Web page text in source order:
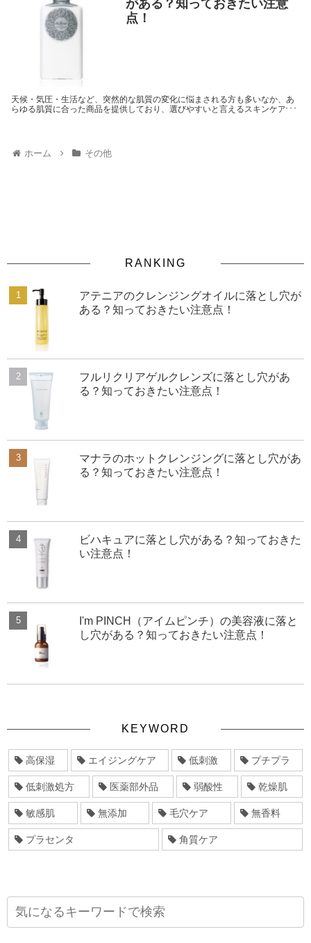
がある？知っておきたい注意
点！
天候・気圧・生活など、突然的な肌質の変化に悩まされる方も多いなか、あ
らゆる肌質に合った商品を提供しており、選びやすいと言えるスキンケアブ
ホーム その他
RANKING
アテニアのクレンジングオイルに落とし穴が
ある？知っておきたい注意点！
フルリクリアゲルクレンズに落とし穴があ
る？知っておきたい注意点！
マナラのホットクレンジングに落とし穴があ
る？知っておきたい注意点！
ビハキュアに落とし穴がある？知っておきた
い注意点！
I'm PINCH（アイムピンチ）の美容液に落と
し穴がある？知っておきたい注意点！
KEYWORD
高保湿 エイジングケア 低刺激 プチプラ
低刺激処方 医薬部外品 弱酸性 乾燥肌
敏感肌 無添加 毛穴ケア 無香料
プラセンタ 角質ケア